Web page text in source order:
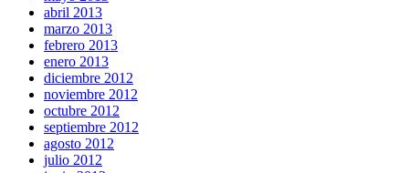
abril 2013
marzo 2013
febrero 2013
enero 2013
diciembre 2012
noviembre 2012
octubre 2012
septiembre 2012
agosto 2012
julio 2012